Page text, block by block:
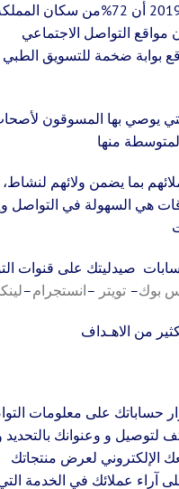
أثبتت التقارير لعام 2019 أن 72%من
التواصل الاجتماعي
بوابة ضخمة للتسويق
يوصي بها المسوقون
منها
بما يضمن ولائهم
هي السهولة في التواصل
صيدليتك على قنوات
بوك– تويتر –انستجرام–
من الاهـداف
حساباتك على معلومات
لتوصيل و وعنوانك
الإلكتروني لعرض منتجاتك
آراء عملائك في الخدمة